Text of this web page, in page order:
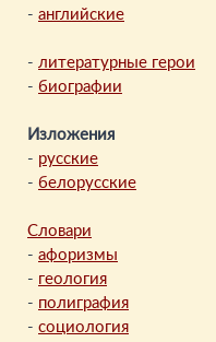
- английские
- литературные герои
- биографии
Изложения
- русские
- белорусские
Словари
- афоризмы
- геология
- полиграфия
- социология